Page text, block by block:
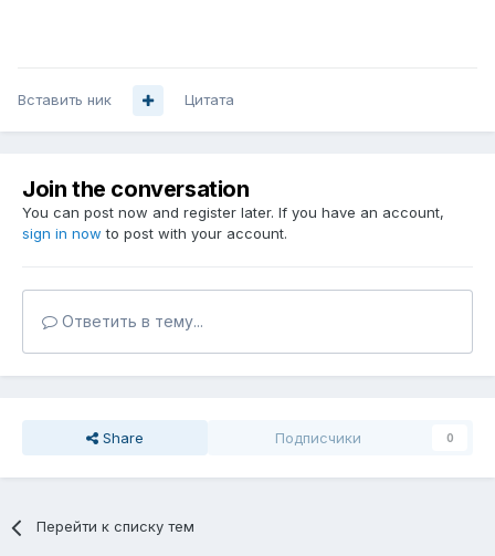
Вставить ник Цитата
Join the conversation
You can post now and register later. If you have an account,
sign in now to post with your account.
Ответить в тему...
Share Подписчики 0
Перейти к списку тем